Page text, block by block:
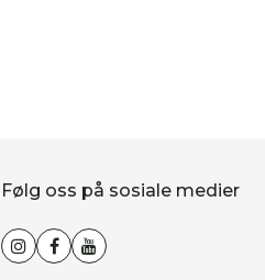
Følg oss på sosiale medier